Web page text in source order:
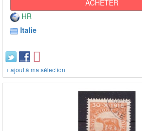
ACHETER
HR
Italie
+ ajout à ma sélection